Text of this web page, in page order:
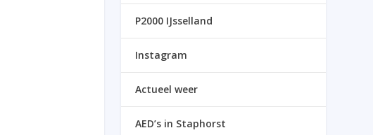
P2000 IJsselland
Instagram
Actueel weer
AED’s in Staphorst